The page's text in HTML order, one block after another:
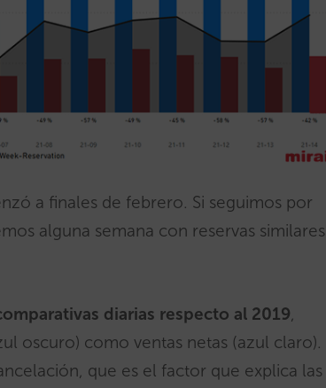
a finales de febrero. Si seguimos por
alguna semana con reservas similares
diarias respecto al 2019,
oscuro) como ventas netas (azul claro).
que es el factor que explica las